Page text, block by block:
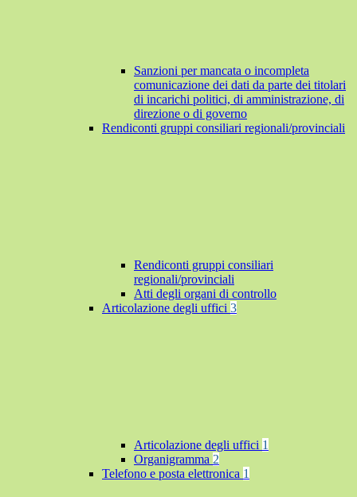
Sanzioni per mancata o incompleta
comunicazione dei dati da parte dei titolari
di incarichi politici, di amministrazione, di
direzione o di governo
Rendiconti gruppi consiliari regionali/provinciali
Rendiconti gruppi consiliari
regionali/provinciali
Atti degli organi di controllo
Articolazione degli uffici 3
Articolazione degli uffici 1
Organigramma 2
Telefono e posta elettronica 1